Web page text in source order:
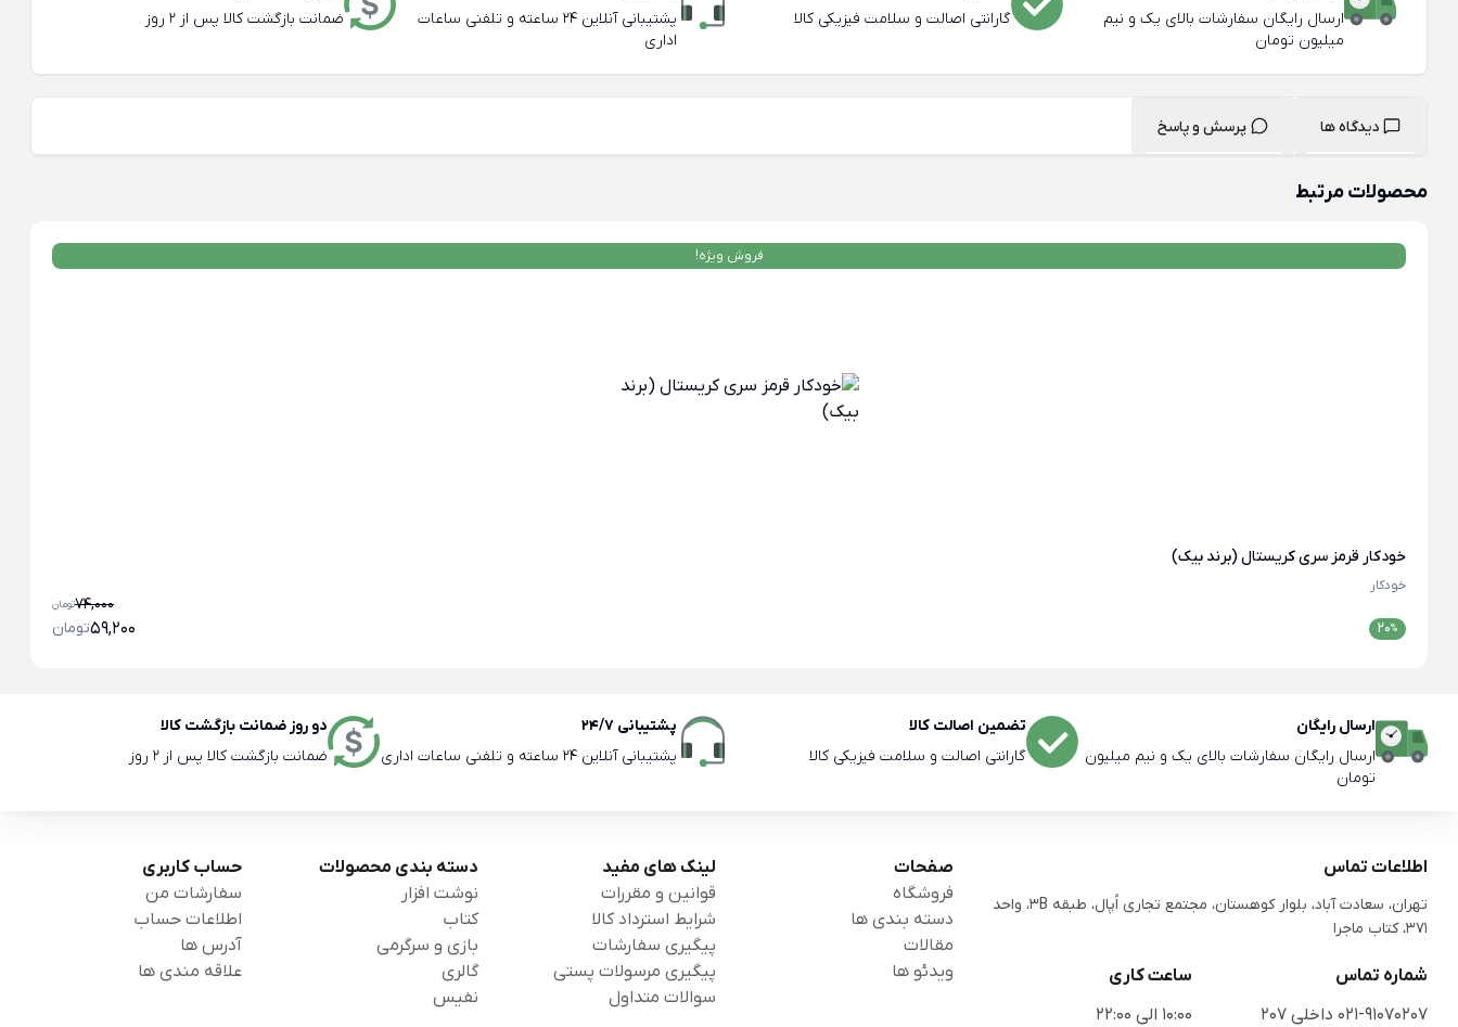
ارسال رایگان سفارشات بالای یک و نیم
میلیون تومان
گارانتی اصالت و سلامت فیزیکی کالا
پشتیبانی آنلاین 24 ساعته و تلفنی ساعات
اداری
ضمانت بازگشت کالا پس از 2 روز
دیدگاه ها پرسش و پاسخ
محصولات مرتبط
فروش ویژه!
خودکار قرمز سری کریستال (برند بیک)
خودکار
تومان74,000
%
20 تومان59,200
ارسال رایگان
ارسال رایگان سفارشات بالای یک و نیم میلیون
تومان
تضمین اصالت کالا
گارانتی اصالت و سلامت فیزیکی کالا
پشتیبانی 24/7
پشتیبانی آنلاین 24 ساعته و تلفنی ساعات اداری
دو روز ضمانت بازگشت کالا
ضمانت بازگشت کالا پس از 2 روز
اطلاعات تماس
تهران، سعادت آباد، بلوار کوهستان، مجتمع تجاری اُپال، طبقه 3B، واحد
371، کتاب ماجرا
شماره تماس
021-91070207 داخلی 207
ساعت کاری
10:00 الی 22:00
صفحات
فروشگاه
دسته بندی ها
مقالات
ویدئو ها
لینک های مفید
قوانین و مقررات
شرایط استرداد کالا
پیگیری سفارشات
پیگیری مرسولات پستی
سوالات متداول
دسته بندی محصولات
نوشت افزار
کتاب
بازی و سرگرمی
گالری
نفیس
حساب کاربری
سفارشات من
اطلاعات حساب
آدرس ها
علاقه مندی ها